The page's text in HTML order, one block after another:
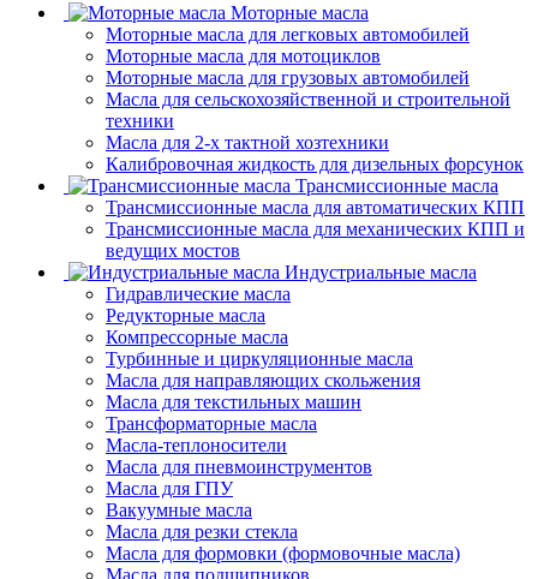
Моторные масла
Моторные масла для легковых автомобилей
Моторные масла для мотоциклов
Моторные масла для грузовых автомобилей
Масла для сельскохозяйственной и строительной
техники
Масла для 2-х тактной хозтехники
Калибровочная жидкость для дизельных форсунок
Трансмиссионные масла
Трансмиссионные масла для автоматических КПП
Трансмиссионные масла для механических КПП и
ведущих мостов
Индустриальные масла
Гидравлические масла
Редукторные масла
Компрессорные масла
Турбинные и циркуляционные масла
Масла для направляющих скольжения
Масла для текстильных машин
Трансформаторные масла
Масла-теплоносители
Масла для пневмоинструментов
Масла для ГПУ
Вакуумные масла
Масла для резки стекла
Масла для формовки (формовочные масла)
Масла для подшипников